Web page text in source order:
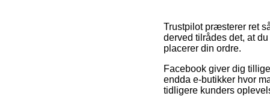
Trustpilot præsterer ret
derved tilrådes det, at
placerer din ordre.
Facebook giver dig
endda e-butikker hvor
tidligere kunders